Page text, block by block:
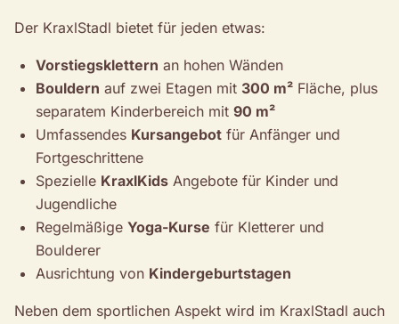
Der KraxlStadl bietet für jeden etwas:
Vorstiegsklettern an hohen Wänden
Bouldern auf zwei Etagen mit 300 m² Fläche, plus
separatem Kinderbereich mit 90 m²
Umfassendes Kursangebot für Anfänger und
Fortgeschrittene
Spezielle KraxlKids Angebote für Kinder und
Jugendliche
Regelmäßige Yoga-Kurse für Kletterer und
Boulderer
Ausrichtung von Kindergeburtstagen
Neben dem sportlichen Aspekt wird im KraxlStadl auch